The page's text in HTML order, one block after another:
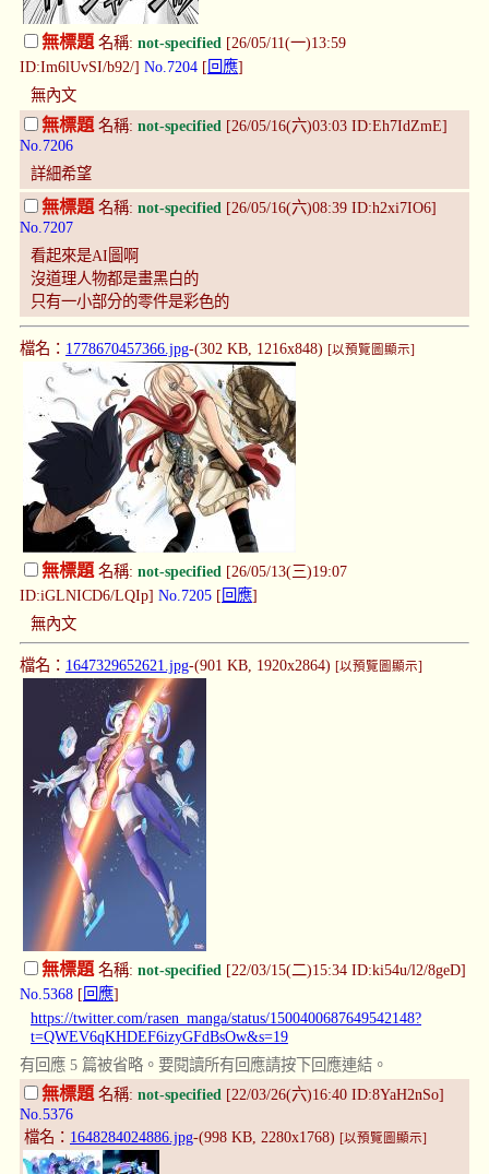
無標題名稱: not-specified [26/05/11(一)13:59
ID:Im6lUvSI/b92/] No.7204 [ 回應]
無內文
無標題 名稱: not-specified [26/05/16(六)03:03 ID:Eh7IdZmE]
No.7206
詳細希望
無標題名稱: not-specified [26/05/16(六)08:39 ID:h2xi7IO6]
No.7207
看起來是AI圖啊
沒道理人物都是畫黑白的
只有一小部分的零件是彩色的
檔名： 1778670457366.jpg-(302 KB, 1216x848) [以預覽圖顯示]
無標題名稱: not-specified [26/05/13(三)19:07
ID:iGLNICD6/LQIp] No.7205 [ 回應]
無內文
檔名： 1647329652621.jpg-(901 KB, 1920x2864) [以預覽圖顯示]
無標題名稱: not-specified [22/03/15(二)15:34 ID:ki54u/l2/8geD]
No.5368 [ 回應]
https://twitter.com/rasen_manga/status/1500400687649542148?
t=QWEV6qKHDEF6izyGFdBsOw&s=19
有回應 5 篇被省略。要閱讀所有回應請按下回應連結。
無標題 名稱: not-specified [22/03/26(六)16:40 ID:8YaH2nSo]
No.5376
檔名： 1648284024886.jpg-(998 KB, 2280x1768) [以預覽圖顯示]